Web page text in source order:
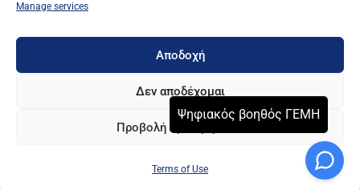
Manage services
Αποδοχή
Δεν αποδέχομαι
Προβολή προτιμήσεων
Terms of Use